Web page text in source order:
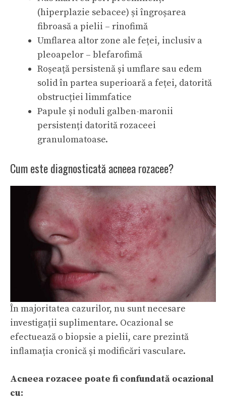
(hiperplazie sebacee) și îngroșarea
fibroasă a pielii – rinofimă
Umflarea altor zone ale feței, inclusiv a
pleoapelor – blefarofimă
Roșeață persistenă și umflare sau edem
solid în partea superioară a feței, datorită
obstrucției limmfatice
Papule și noduli galben-maronii
persistenți datorită rozaceei
granulomatoase.
Cum este diagnosticată acneea rozacee?
În majoritatea cazurilor, nu sunt necesare
investigații suplimentare. Ocazional se
efectuează o biopsie a pielii, care prezintă
inflamația cronică și modificări vasculare.
Acneea rozacee poate fi confundată ocazional
cu: